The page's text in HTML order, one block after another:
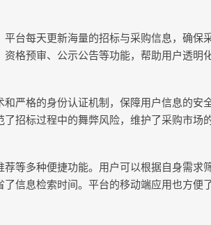
台每天更新海量的招标与采购信息，确保
格预审、公示公告等功能，帮助用户透明
严格的身份认证机制，保障用户信息的安
招标过程中的舞弊风险，维护了采购市场
等多种便捷功能。用户可以根据自身需求
信息检索时间。平台的移动端应用也方便